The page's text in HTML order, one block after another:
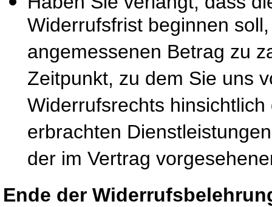
Widerrufsfrist beginnen
angemessenen Betrag zu
Zeitpunkt, zu dem Sie uns
Widerrufsrechts
erbrachten
der im Vertrag
Ende der